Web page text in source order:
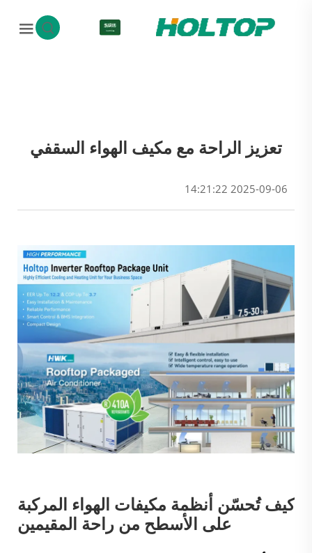
تعزيز الراحة مع مكيف الهواء السقفي
2025-09-06 14:21:22
كيف تُحسّن أنظمة مكيفات الهواء المركبة
على الأسطح من راحة المقيمين